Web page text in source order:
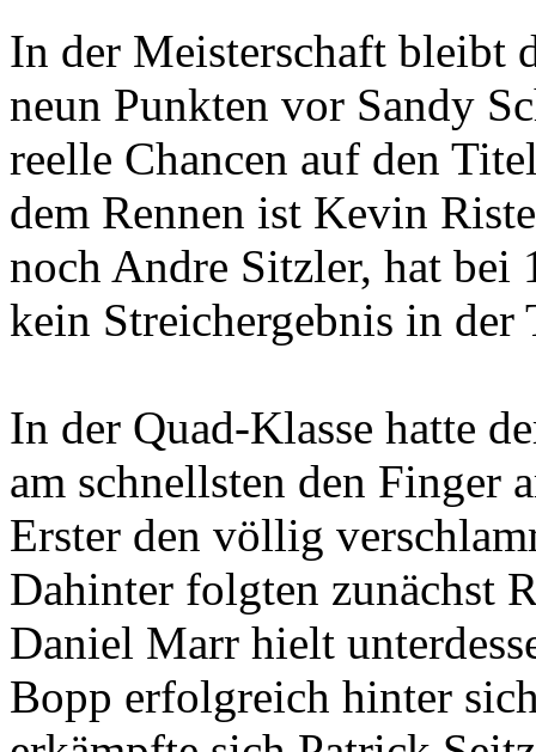
In der Meisterschaft bleibt
neun Punkten vor Sandy
reelle Chancen auf den
dem Rennen ist Kevin
noch Andre Sitzler, hat bei
kein Streichergebnis in der
In der Quad-Klasse hatte
am schnellsten den Finger
Erster den völlig
Dahinter folgten zunächst
Daniel Marr hielt
Bopp erfolgreich hinter